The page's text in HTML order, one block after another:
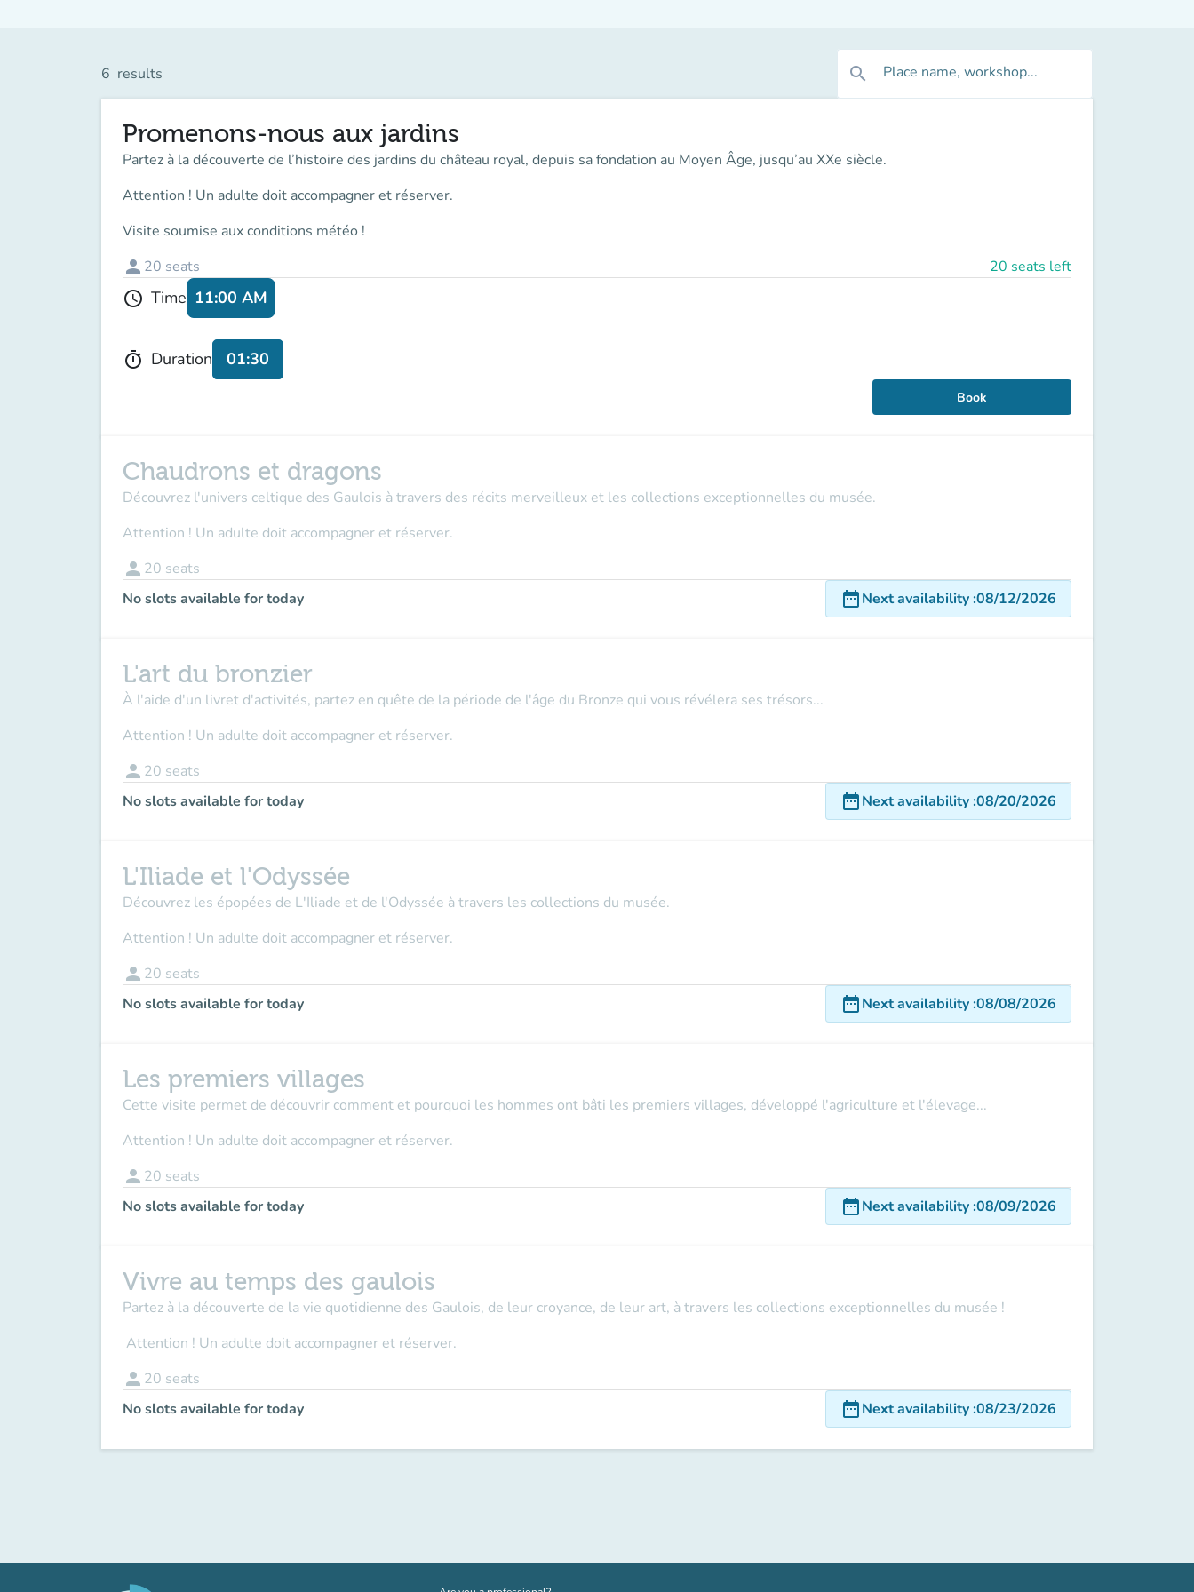
6 results search Place name, workshop...
Promenons-nous aux jardins
Partez à la découverte de l’histoire des jardins du château royal, depuis sa fondation au Moyen Âge, jusqu’au XXe siècle.
Attention ! Un adulte doit accompagneret réserver.
Visite soumise aux conditions météo !
person 20 seats 20 seats left
schedule Time 11:00 AM
timer Duration 01:30
Book
Chaudrons et dragons
Découvrez l'univers celtique des Gaulois à travers des récits merveilleux et les collections exceptionnelles du musée.
Attention ! Un adulte doit accompagner et réserver.
person 20 seats
No slots available for today
date_rangeNext availability:08/12/2026
L'art du bronzier
À l'aide d'un livret d'activités, partez en quête de la période de l'âge du Bronze qui vous révélera ses trésors...
Attention ! Un adulte doit accompagner et réserver.
person 20 seats
No slots available for today
date_rangeNext availability:08/20/2026
L'Iliade et l'Odyssée
Découvrez les épopées de L'Iliade et de l'Odyssée à travers les collections du musée.
Attention ! Un adulte doit accompagner et réserver.
person 20 seats
No slots available for today
date_rangeNext availability:08/08/2026
Les premiers villages
Cette visite permet de découvrir comment et pourquoi les hommes ont bâti les premiers villages, développé l'agriculture et l'élevage...
Attention ! Un adulte doit accompagner et réserver.
person 20 seats
No slots available for today
date_rangeNext availability:08/09/2026
Vivre au temps des gaulois
Partez à la découverte de la vie quotidienne des Gaulois, de leur croyance, de leur art, à travers les collections exceptionnelles du musée !
Attention ! Un adulte doit accompagner et réserver.
person 20 seats
No slots available for today
date_rangeNext availability:08/23/2026